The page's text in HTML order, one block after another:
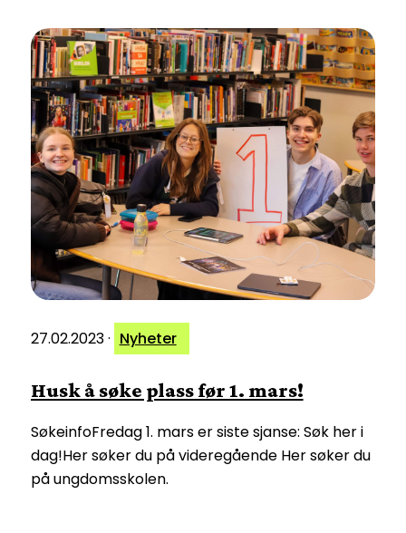
27.02.2023· Nyheter
Husk å søke plass før 1. mars!
SøkeinfoFredag 1. mars er siste sjanse: Søk her i
dag!Her søker du på videregående Her søker du
på ungdomsskolen.